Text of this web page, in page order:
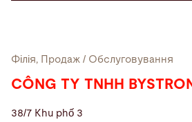
Філія, Продаж / Обслуговування
CÔNG TY TNHH
38/7 Khu phố 3